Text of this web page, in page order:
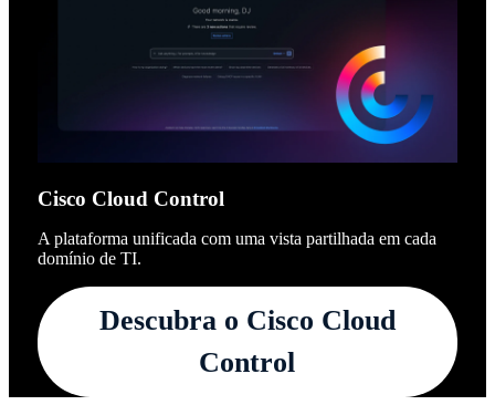
Cisco Cloud Control
A plataforma unificada com uma vista partilhada em cada
domínio de TI.
Descubra o Cisco Cloud
Control